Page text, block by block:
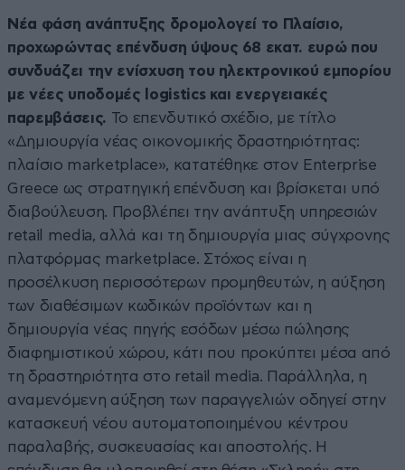
Νέα φάση ανάπτυξης δρομολογεί το Πλαίσιο,
προχωρώντας επένδυση ύψους 68 εκατ. ευρώ που
συνδυάζει την ενίσχυση του ηλεκτρονικού εμπορίου
με νέες υποδομές logistics και ενεργειακές
παρεμβάσεις. Το επενδυτικό σχέδιο, με τίτλο
«Δημιουργία νέας οικονομικής δραστηριότητας:
πλαίσιο marketplace», κατατέθηκε στον Εnterprise
Greece ως στρατηγική επένδυση και βρίσκεται υπό
διαβούλευση. Προβλέπει την ανάπτυξη υπηρεσιών
retail media, αλλά και τη δημιουργία μιας σύγχρονης
πλατφόρμας marketplace. Στόχος είναι η
προσέλκυση περισσότερων προμηθευτών, η αύξηση
των διαθέσιμων κωδικών προϊόντων και η
δημιουργία νέας πηγής εσόδων μέσω πώλησης
διαφημιστικού χώρου, κάτι που προκύπτει μέσα από
τη δραστηριότητα στο retail media. Παράλληλα, η
αναμενόμενη αύξηση των παραγγελιών οδηγεί στην
κατασκευή νέου αυτοματοποιημένου κέντρου
παραλαβής, συσκευασίας και αποστολής. Η